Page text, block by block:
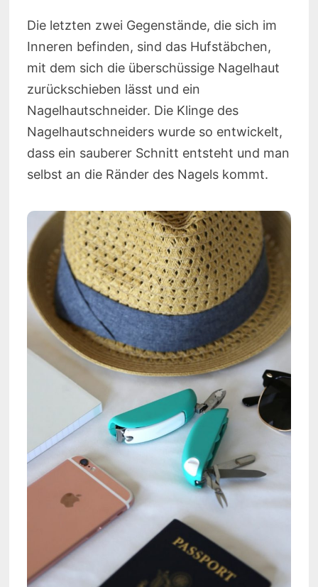
Die letzten zwei Gegenstände, die sich im
Inneren befinden, sind das Hufstäbchen,
mit dem sich die überschüssige Nagelhaut
zurückschieben lässt und ein
Nagelhautschneider. Die Klinge des
Nagelhautschneiders wurde so entwickelt,
dass ein sauberer Schnitt entsteht und man
selbst an die Ränder des Nagels kommt.